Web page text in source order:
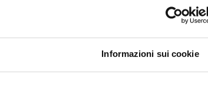
Informazioni sui cookie
Fiat Grande Panda
Da 14.950 € oltre oneri